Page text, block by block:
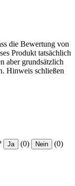
die Bewertung von
Produkt tatsächlich
aber grundsätzlich
Hinweis schließen
Ja (0) Nein (0)